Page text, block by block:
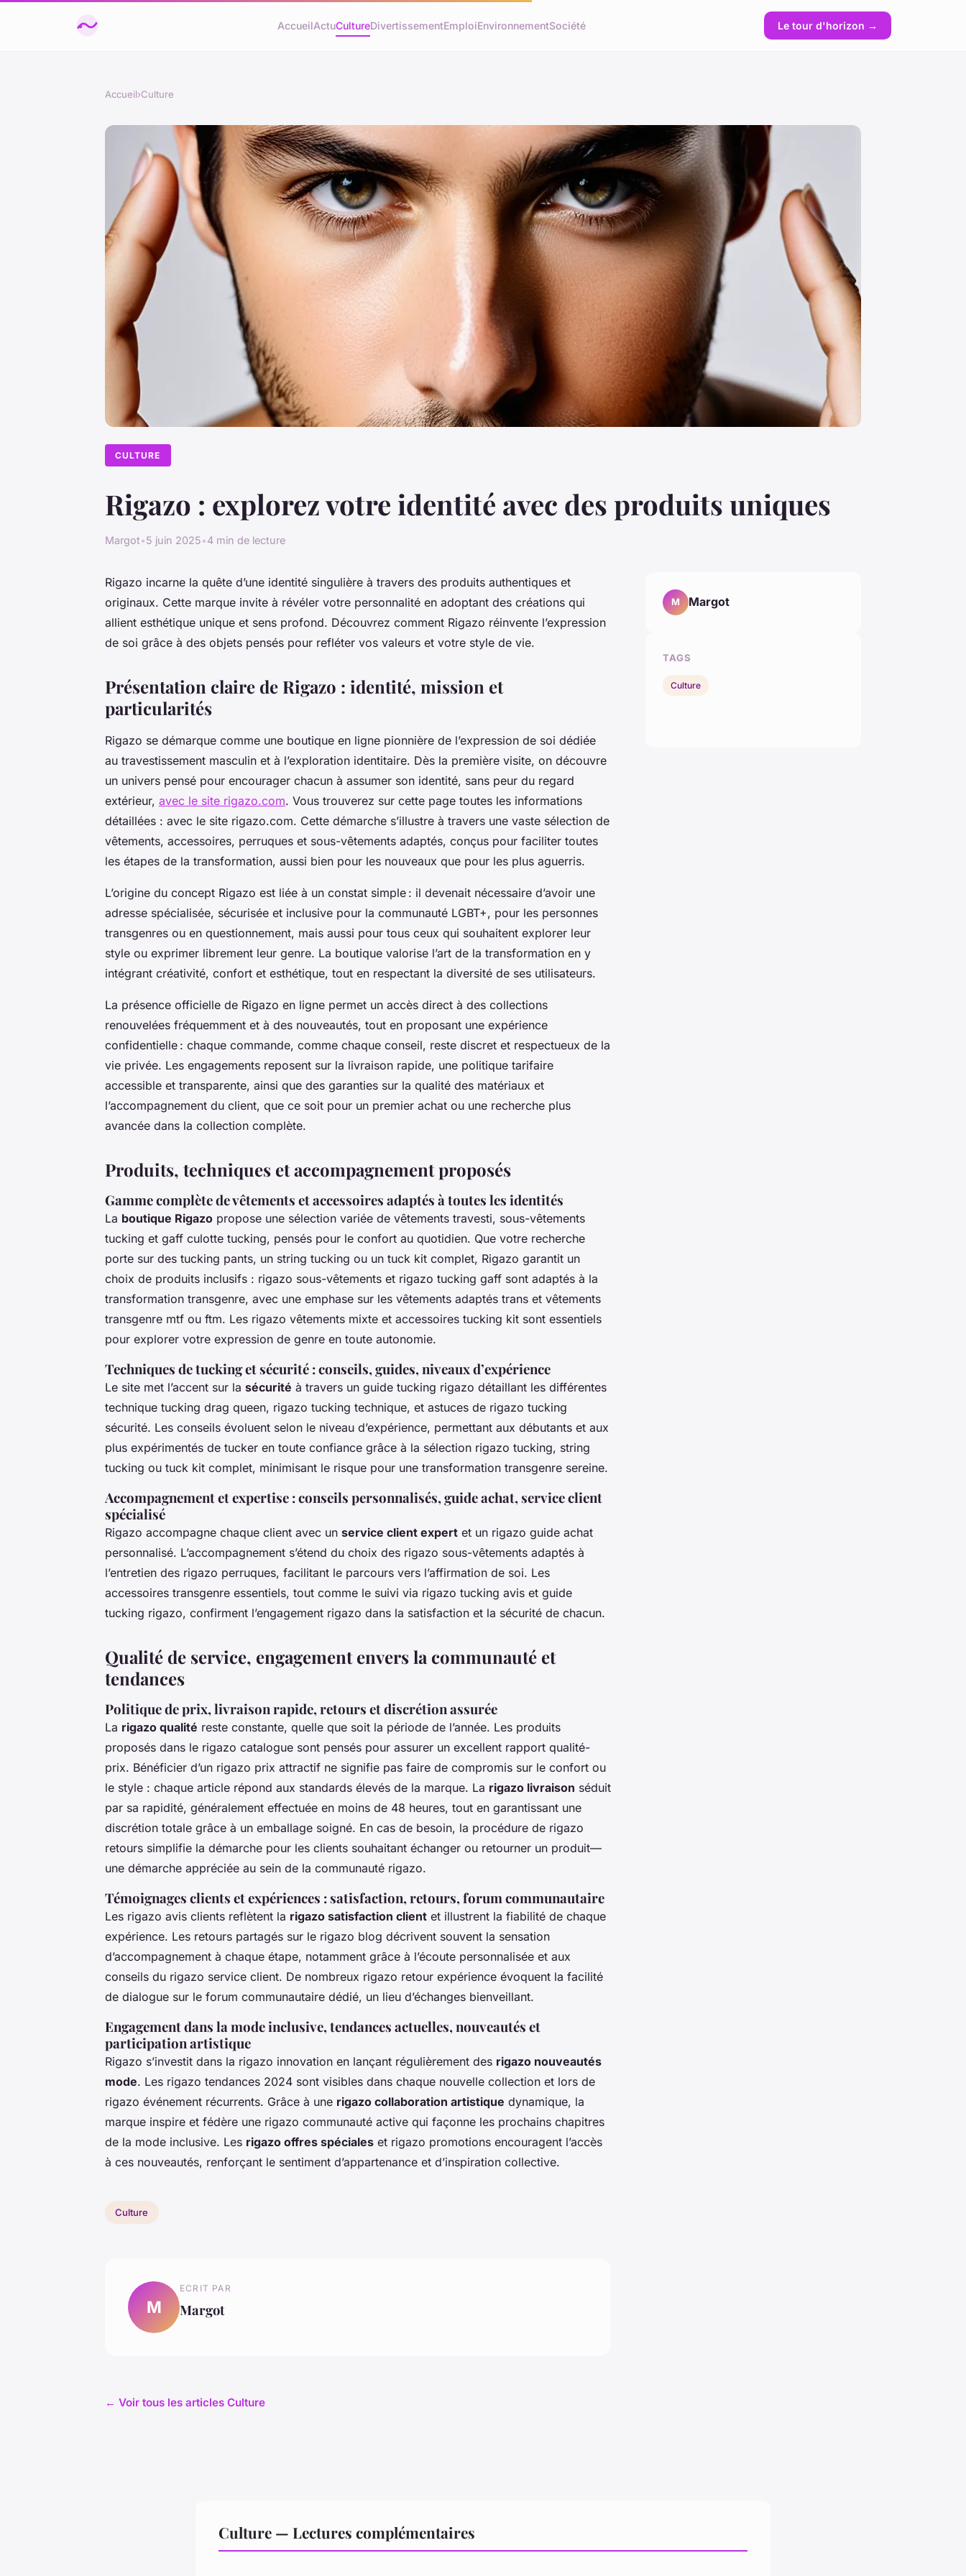
AccueilActuCultureDivertissementEmploiEnvironnementSociété Le tour d'horizon →
Accueil›Culture
CULTURE
Rigazo : explorez votre identité avec des produits uniques
Margot•5 juin 2025•4 min de lecture
Rigazo incarne la quête d’une identité singulière à travers des produits authentiques et
originaux. Cette marque invite à révéler votre personnalité en adoptant des créations qui
allient esthétique unique et sens profond. Découvrez comment Rigazo réinvente l’expression
de soi grâce à des objets pensés pour refléter vos valeurs et votre style de vie.
Présentation claire de Rigazo : identité, mission et
particularités
Rigazo se démarque comme une boutique en ligne pionnière de l’expression de soi dédiée
au travestissement masculin et à l’exploration identitaire. Dès la première visite, on découvre
un univers pensé pour encourager chacun à assumer son identité, sans peur du regard
extérieur, avec le site rigazo.com. Vous trouverez sur cette page toutes les informations
détaillées : avec le site rigazo.com. Cette démarche s’illustre à travers une vaste sélection de
vêtements, accessoires, perruques et sous-vêtements adaptés, conçus pour faciliter toutes
les étapes de la transformation, aussi bien pour les nouveaux que pour les plus aguerris.
L’origine du concept Rigazo est liée à un constat simple : il devenait nécessaire d’avoir une
adresse spécialisée, sécurisée et inclusive pour la communauté LGBT+, pour les personnes
transgenres ou en questionnement, mais aussi pour tous ceux qui souhaitent explorer leur
style ou exprimer librement leur genre. La boutique valorise l’art de la transformation en y
intégrant créativité, confort et esthétique, tout en respectant la diversité de ses utilisateurs.
La présence officielle de Rigazo en ligne permet un accès direct à des collections
renouvelées fréquemment et à des nouveautés, tout en proposant une expérience
confidentielle : chaque commande, comme chaque conseil, reste discret et respectueux de la
vie privée. Les engagements reposent sur la livraison rapide, une politique tarifaire
accessible et transparente, ainsi que des garanties sur la qualité des matériaux et
l’accompagnement du client, que ce soit pour un premier achat ou une recherche plus
avancée dans la collection complète.
Produits, techniques et accompagnement proposés
Gamme complète de vêtements et accessoires adaptés à toutes les identités
La boutique Rigazo propose une sélection variée de vêtements travesti, sous-vêtements
tucking et gaff culotte tucking, pensés pour le confort au quotidien. Que votre recherche
porte sur des tucking pants, un string tucking ou un tuck kit complet, Rigazo garantit un
choix de produits inclusifs : rigazo sous-vêtements et rigazo tucking gaff sont adaptés à la
transformation transgenre, avec une emphase sur les vêtements adaptés trans et vêtements
transgenre mtf ou ftm. Les rigazo vêtements mixte et accessoires tucking kit sont essentiels
pour explorer votre expression de genre en toute autonomie.
Techniques de tucking et sécurité : conseils, guides, niveaux d’expérience
Le site met l’accent sur la sécurité à travers un guide tucking rigazo détaillant les différentes
technique tucking drag queen, rigazo tucking technique, et astuces de rigazo tucking
sécurité. Les conseils évoluent selon le niveau d’expérience, permettant aux débutants et aux
plus expérimentés de tucker en toute confiance grâce à la sélection rigazo tucking, string
tucking ou tuck kit complet, minimisant le risque pour une transformation transgenre sereine.
Accompagnement et expertise : conseils personnalisés, guide achat, service client
spécialisé
Rigazo accompagne chaque client avec un service client expert et un rigazo guide achat
personnalisé. L’accompagnement s’étend du choix des rigazo sous-vêtements adaptés à
l’entretien des rigazo perruques, facilitant le parcours vers l’affirmation de soi. Les
accessoires transgenre essentiels, tout comme le suivi via rigazo tucking avis et guide
tucking rigazo, confirment l’engagement rigazo dans la satisfaction et la sécurité de chacun.
Qualité de service, engagement envers la communauté et
tendances
Politique de prix, livraison rapide, retours et discrétion assurée
La rigazo qualité reste constante, quelle que soit la période de l’année. Les produits
proposés dans le rigazo catalogue sont pensés pour assurer un excellent rapport qualité-
prix. Bénéficier d’un rigazo prix attractif ne signifie pas faire de compromis sur le confort ou
le style : chaque article répond aux standards élevés de la marque. La rigazo livraison séduit
par sa rapidité, généralement effectuée en moins de 48 heures, tout en garantissant une
discrétion totale grâce à un emballage soigné. En cas de besoin, la procédure de rigazo
retours simplifie la démarche pour les clients souhaitant échanger ou retourner un produit—
une démarche appréciée au sein de la communauté rigazo.
Témoignages clients et expériences : satisfaction, retours, forum communautaire
Les rigazo avis clients reflètent la rigazo satisfaction client et illustrent la fiabilité de chaque
expérience. Les retours partagés sur le rigazo blog décrivent souvent la sensation
d’accompagnement à chaque étape, notamment grâce à l’écoute personnalisée et aux
conseils du rigazo service client. De nombreux rigazo retour expérience évoquent la facilité
de dialogue sur le forum communautaire dédié, un lieu d’échanges bienveillant.
Engagement dans la mode inclusive, tendances actuelles, nouveautés et
participation artistique
Rigazo s’investit dans la rigazo innovation en lançant régulièrement des rigazo nouveautés
mode. Les rigazo tendances 2024 sont visibles dans chaque nouvelle collection et lors de
rigazo événement récurrents. Grâce à une rigazo collaboration artistique dynamique, la
marque inspire et fédère une rigazo communauté active qui façonne les prochains chapitres
de la mode inclusive. Les rigazo offres spéciales et rigazo promotions encouragent l’accès
à ces nouveautés, renforçant le sentiment d’appartenance et d’inspiration collective.
Culture
M
ECRIT PAR
Margot
← Voir tous les articles Culture
M Margot
TAGS
Culture
Culture — Lectures complémentaires